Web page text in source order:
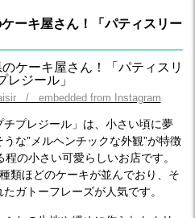
ーキ屋さん！「パティスリー
/ embedded from Instagram
プレジール」は、小さい頃に夢
な”メルヘンチックな外観”が特徴
の小さい可愛らしいお店です。
類ほどのケーキが並んでおり、そ
ガトーフレーズが人気です。